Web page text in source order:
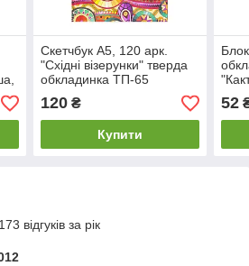
Скетчбук А5, 120 арк.
"Східні візерунки" тверда
обкладинка ТП-65
120₴
Купити
52
відгуків за рік